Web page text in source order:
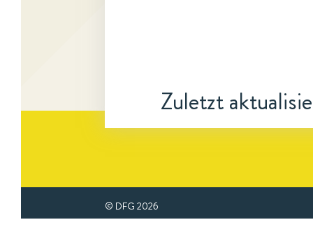
Zuletzt
© DFG 2026